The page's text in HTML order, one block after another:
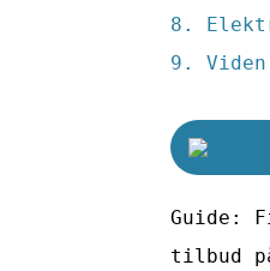
Viden
Guide:
tilbud